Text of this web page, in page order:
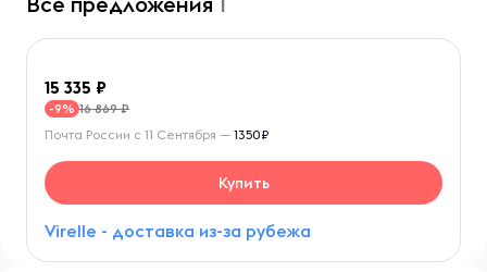
15 335
-9% 16 869 ₽
Virelle - доставка из-за рубежа
Почта России с 11 Сентября — 1350₽
Купить